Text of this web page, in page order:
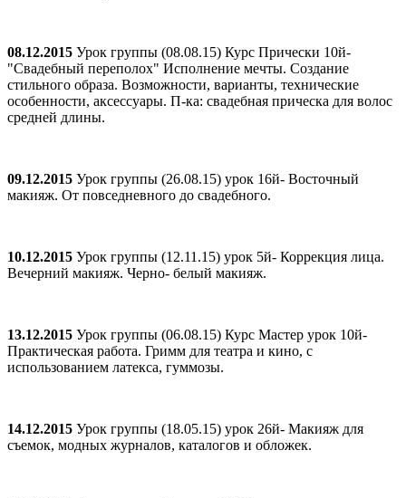
08.12.2015 Урок группы (08.08.15) Курс Прически 10й-
"Свадебный переполох" Исполнение мечты. Создание
стильного образа. Возможности, варианты, технические
особенности, аксессуары. П-ка: свадебная прическа для волос
средней длины.
09.12.2015 Урок группы (26.08.15) урок 16й- Восточный
макияж. От повседневного до свадебного.
10.12.2015 Урок группы (12.11.15) урок 5й- Коррекция лица.
Вечерний макияж. Черно- белый макияж.
13.12.2015 Урок группы (06.08.15) Курс Мастер урок 10й-
Практическая работа. Гримм для театра и кино, с
использованием латекса, гуммозы.
14.12.2015 Урок группы (18.05.15) урок 26й- Макияж для
съемок, модных журналов, каталогов и обложек.